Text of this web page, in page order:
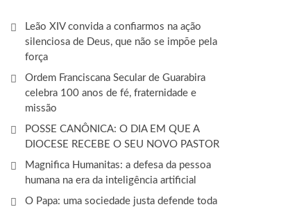
Leão XIV convida a confiarmos na ação
silenciosa de Deus, que não se impõe pela
força
Ordem Franciscana Secular de Guarabira
celebra 100 anos de fé, fraternidade e
missão
POSSE CANÔNICA: O DIA EM QUE A
DIOCESE RECEBE O SEU NOVO PASTOR
Magnifica Humanitas: a defesa da pessoa
humana na era da inteligência artificial
O Papa: uma sociedade justa defende toda